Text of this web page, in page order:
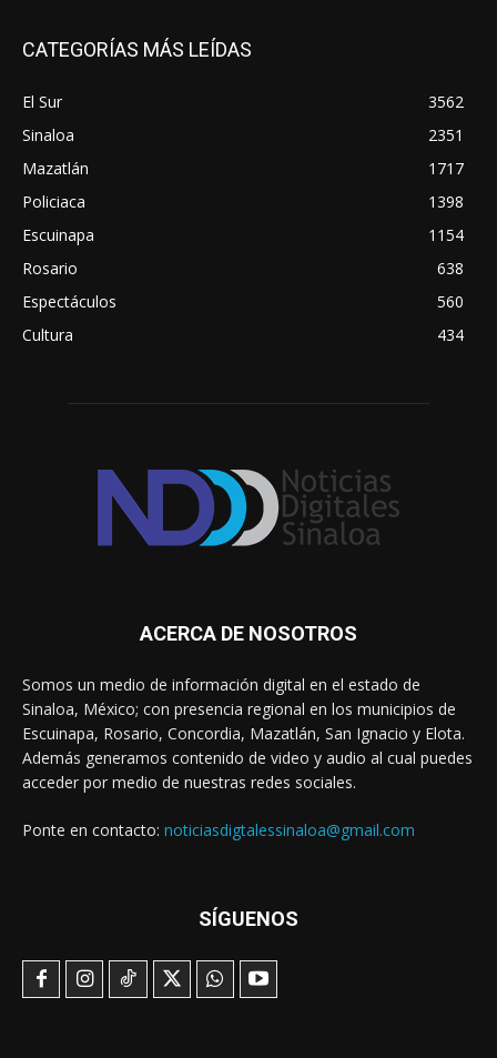
CATEGORÍAS MÁS LEÍDAS
El Sur
3562
Sinaloa
2351
Mazatlán
1717
Policiaca
1398
Escuinapa
1154
Rosario
638
Espectáculos
560
Cultura
434
ACERCA DE NOSOTROS
Somos un medio de información digital en el estado de
Sinaloa, México; con presencia regional en los municipios de
Escuinapa, Rosario, Concordia, Mazatlán, San Ignacio y Elota.
Además generamos contenido de video y audio al cual puedes
acceder por medio de nuestras redes sociales.
Ponte en contacto: noticiasdigtalessinaloa@gmail.com
SÍGUENOS